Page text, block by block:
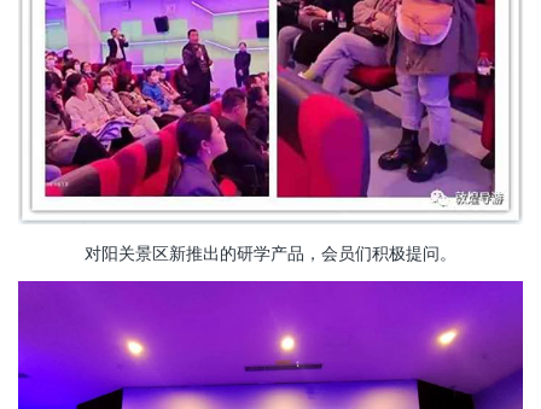
对阳关景区新推出的研学产品，会员们积极提问。